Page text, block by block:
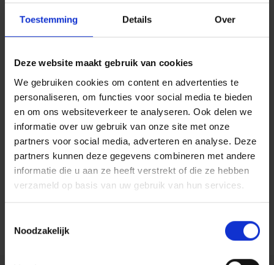
Toestemming Details Over
Deze website maakt gebruik van cookies
We gebruiken cookies om content en advertenties te
personaliseren, om functies voor social media te bieden
en om ons websiteverkeer te analyseren. Ook delen we
informatie over uw gebruik van onze site met onze
partners voor social media, adverteren en analyse. Deze
partners kunnen deze gegevens combineren met andere
informatie die u aan ze heeft verstrekt of die ze hebben
verzameld op basis van uw gebruik van hun services.
Noodzakelijk